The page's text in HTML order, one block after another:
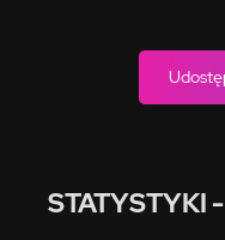
STATYSTYKI